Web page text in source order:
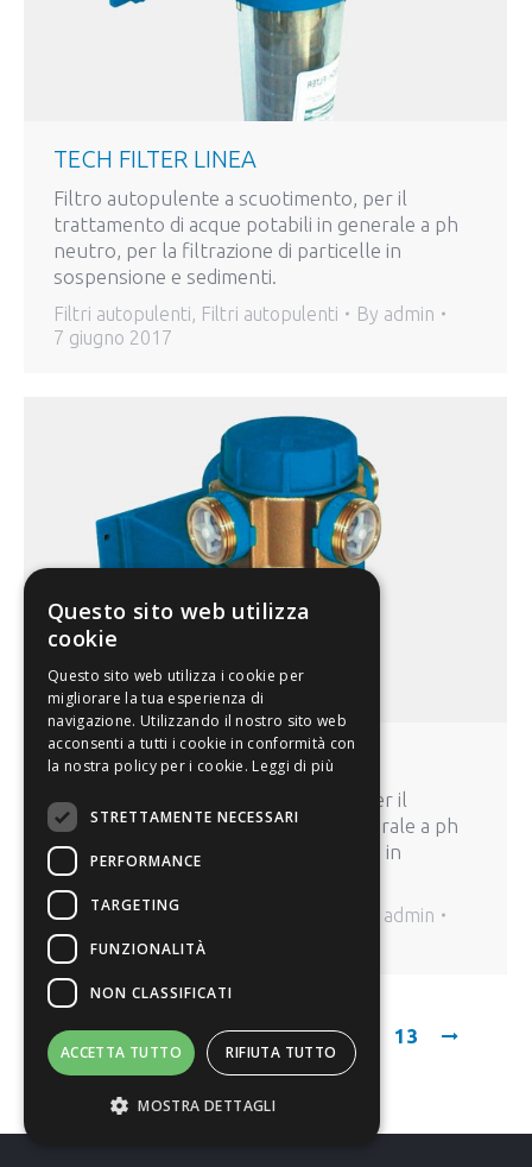
TECH FILTER LINEA
Filtro autopulente a scuotimento, per il
trattamento di acque potabili in generale a ph
neutro, per la filtrazione di particelle in
sospensione e sedimenti.
Filtri autopulenti, Filtri autopulenti By admin
7 giugno 2017
TECH FILTER 90°
Filtro autopulente a scuotimento, per il
trattamento di acque potabili in generale a ph
neutro, per la filtrazione di particelle in
sospensione e sedimenti.
Filtri autopulenti
admin
7 giugno 2017
1 2 3 4 5 … 13
Questo sito web utilizza
cookie
Questo sito web utilizza i cookie per
migliorare la tua esperienza di
navigazione. Utilizzando il nostro sito web
acconsenti a tutti i cookie in conformità con
la nostra policy per i cookie. Leggi di più
STRETTAMENTE NECESSARI
PERFORMANCE
TARGETING
FUNZIONALITÀ
NON CLASSIFICATI
ACCETTA TUTTO RIFIUTA TUTTO
MOSTRA DETTAGLI